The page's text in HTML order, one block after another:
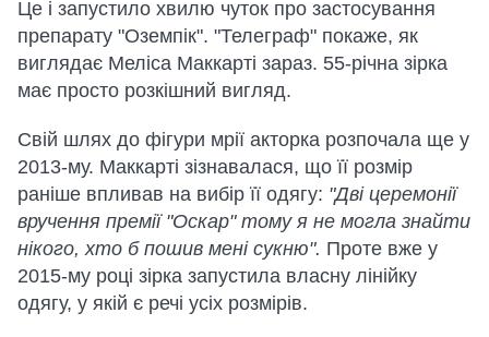
Це і запустило хвилю чуток про застосування
препарату "Оземпік". "Телеграф" покаже, як
виглядає Меліса Маккарті зараз. 55-річна зірка
має просто розкішний вигляд.
Свій шлях до фігури мрії акторка розпочала ще у
2013-му. Маккарті зізнавалася, що її розмір
раніше впливав на вибір її одягу: "Дві церемонії
вручення премії "Оскар" тому я не могла знайти
нікого, хто б пошив мені сукню". Проте вже у
2015-му році зірка запустила власну лінійку
одягу, у якій є речі усіх розмірів.